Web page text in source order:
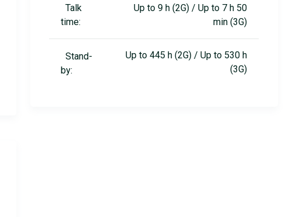
Talk
time:
Up to 9 h (2G) / Up to 7 h 50
min (3G)
Stand-
by:
Up to 445 h (2G) / Up to 530 h
(3G)